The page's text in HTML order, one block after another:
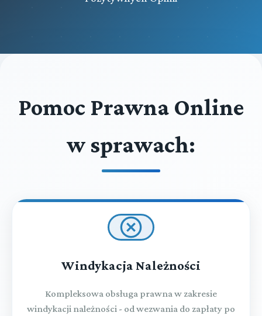
Pomoc Prawna Online
w sprawach:
Windykacja Należności
Kompleksowa obsługa prawna w zakresie
windykacji należności - od wezwania do zapłaty po